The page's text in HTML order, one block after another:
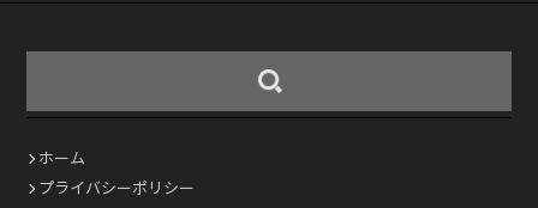
ホーム
プライバシーポリシー